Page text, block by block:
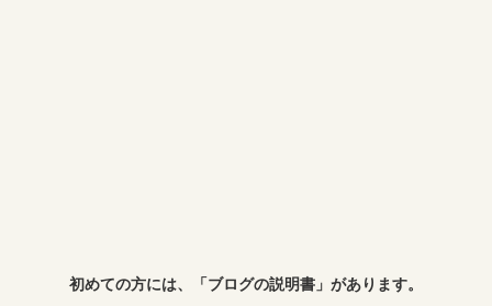
初めての方には、「ブログの説明書」があります。